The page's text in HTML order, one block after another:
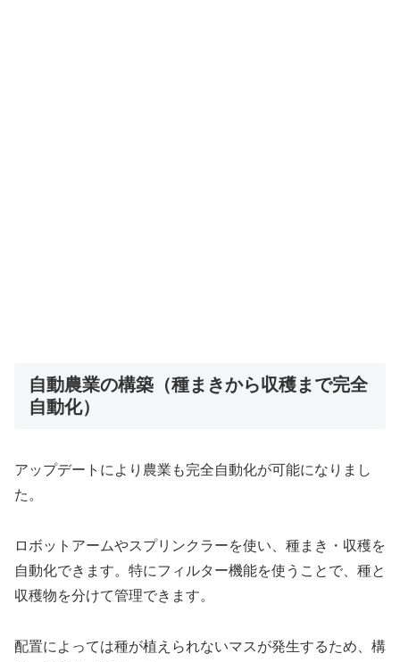
自動農業の構築（種まきから収穫まで完全
自動化）
アップデートにより農業も完全自動化が可能になりまし
た。
ロボットアームやスプリンクラーを使い、種まき・収穫を
自動化できます。特にフィルター機能を使うことで、種と
収穫物を分けて管理できます。
配置によっては種が植えられないマスが発生するため、構